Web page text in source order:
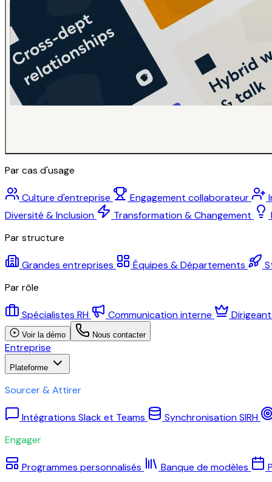
Par cas d'usage
Culture d'entreprise Engagement collaborateur
Diversité & Inclusion
Transformation & Changement
Par structure
Grandes entreprises Équipes & Départements
Par rôle
Spécialistes RH Communication interne
Voir la démo Nous contacter
Entreprise
Plateforme
Sourcer & Attirer
Intégrations Slack et Teams
Synchronisation SIRH
Engager
Programmes personnalisés Banque de modèles